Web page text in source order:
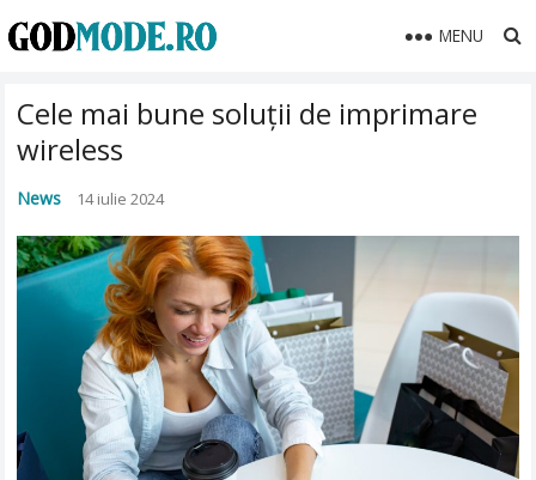
MENU
Cele mai bune soluții de imprimare
wireless
News 14 iulie 2024